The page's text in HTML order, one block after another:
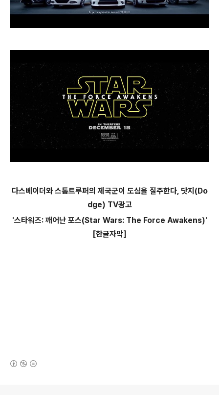
다스베이더와 스톰트루퍼의 제국군이 도심을 질주한다, 닷지(Do
dge) TV광고
'스타워즈: 깨어난 포스(Star Wars: The Force Awakens)'
[한글자막]